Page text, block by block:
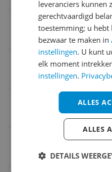
Inclusief kruimelzuiger
Stof capaciteit
Gebruikstijd accu
Type apparaat
Stofzuiger met zak
leveranciers kunnen
gerechtvaardigd
toestemming; u hebt
bezwaar te maken in
instellingen. U kunt
elk moment
instellingen.
ALLES
ALLES
DETAILS